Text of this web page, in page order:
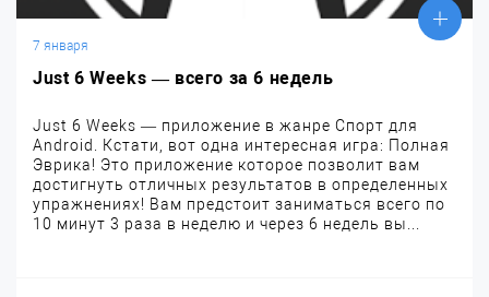
7 января
Just 6 Weeks — всего за 6 недель
Just 6 Weeks — приложение в жанре Спорт для
Android. Кстати, вот одна интересная игра: Полная
Эврика! Это приложение которое позволит вам
достигнуть отличных результатов в определенных
упражнениях! Вам предстоит заниматься всего по
10 минут 3 раза в неделю и через 6 недель вы...